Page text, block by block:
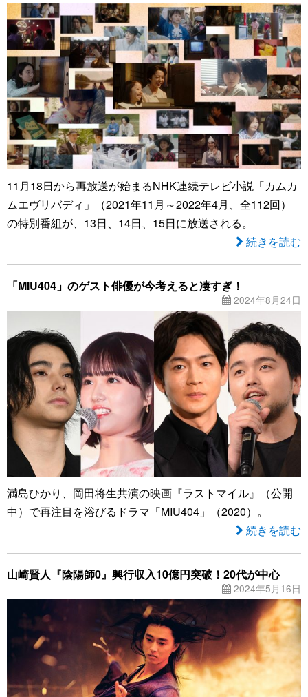
11月18日から再放送が始まるNHK連続テレビ小説「カムカ
ムエヴリバディ」（2021年11月～2022年4月、全112回）
の特別番組が、13日、14日、15日に放送される。
続きを読む
「MIU404」のゲスト俳優が今考えると凄すぎ！
2024年8月24日
満島ひかり、岡田将生共演の映画『ラストマイル』（公開
中）で再注目を浴びるドラマ「MIU404」（2020）。
続きを読む
山崎賢人『陰陽師0』興行収入10億円突破！20代が中心
2024年5月16日